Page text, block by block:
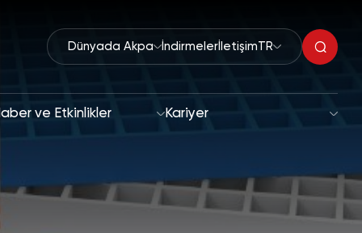
Dünyada Akpa İndirmeler İletişimTR
ve Etkinlikler Kariyer